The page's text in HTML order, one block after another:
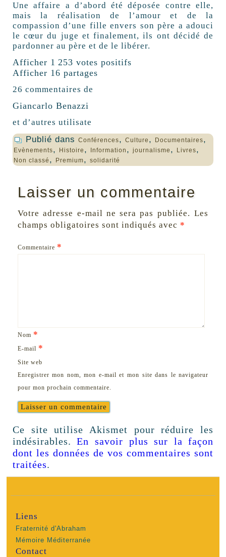
Une affaire a d’abord été déposée contre elle,
mais la réalisation de l’amour et de la
compassion d’une fille envers son père a adouci
le cœur du juge et finalement, ils ont décidé de
pardonner au père et de le libérer.
Afficher 1 253 votes positifs
Afficher 16 partages
26 commentaires de
Giancarlo Benazzi
et d’autres utilisate
Publié dans Conférences, Culture , Documentaires,
Evènements, Histoire , Information , journalisme , Livres,
Non classé , Premium, solidarité
Laisser un commentaire
Votre adresse e-mail ne sera pas publiée. Les
champs obligatoires sont indiqués avec *
Commentaire *
Nom *
E-mail *
Site web
Enregistrer mon nom, mon e-mail et mon site dans le navigateur
pour mon prochain commentaire.
Ce site utilise Akismet pour réduire les
indésirables.En savoir plus sur la façon
dont les données de vos commentaires sont
traitées.
Liens
Fraternité d'Abraham
Mémoire Méditerranée
Contact